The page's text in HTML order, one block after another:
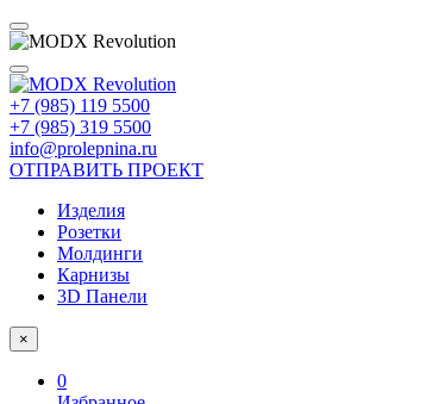
+7 (985) 119 5500
+7 (985) 319 5500
info@prolepnina.ru
ОТПРАВИТЬ ПРОЕКТ
Изделия
Розетки
Молдинги
Карнизы
3D Панели
×
0